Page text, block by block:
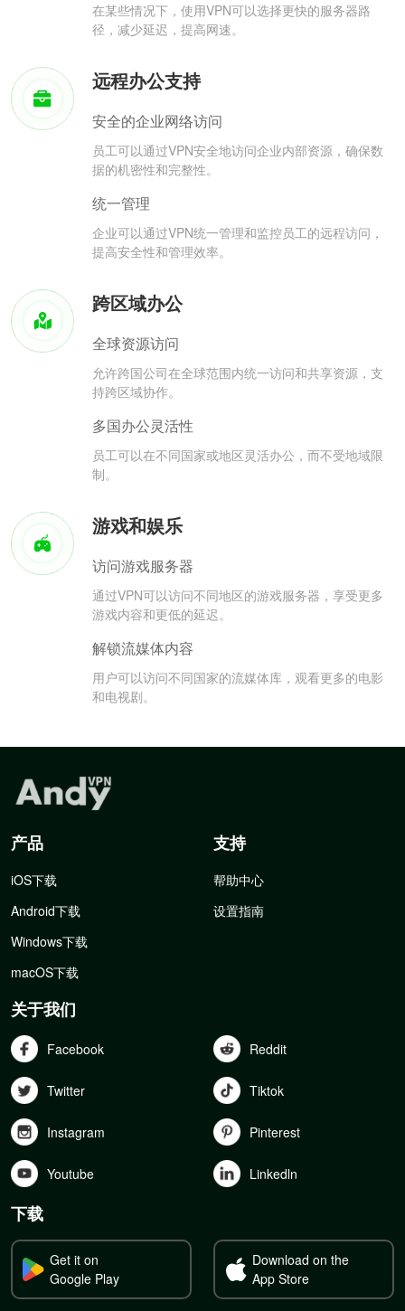
在某些情况下，使用VPN可以选择更快的服务器路
径，减少延迟，提高网速。
远程办公支持
安全的企业网络访问
员工可以通过VPN安全地访问企业内部资源，确保数
据的机密性和完整性。
统一管理
企业可以通过VPN统一管理和监控员工的远程访问，
提高安全性和管理效率。
跨区域办公
全球资源访问
允许跨国公司在全球范围内统一访问和共享资源，支
持跨区域协作。
多国办公灵活性
员工可以在不同国家或地区灵活办公，而不受地域限
制。
游戏和娱乐
访问游戏服务器
通过VPN可以访问不同地区的游戏服务器，享受更多
游戏内容和更低的延迟。
解锁流媒体内容
用户可以访问不同国家的流媒体库，观看更多的电影
和电视剧。
产品
iOS下载
Android下载
Windows下载
macOS下载
支持
帮助中心
设置指南
关于我们
Facebook Reddit
Twitter Tiktok
Instagram Pinterest
Youtube Linkedln
下载
Get it on
Google Play
Download on the
App Store